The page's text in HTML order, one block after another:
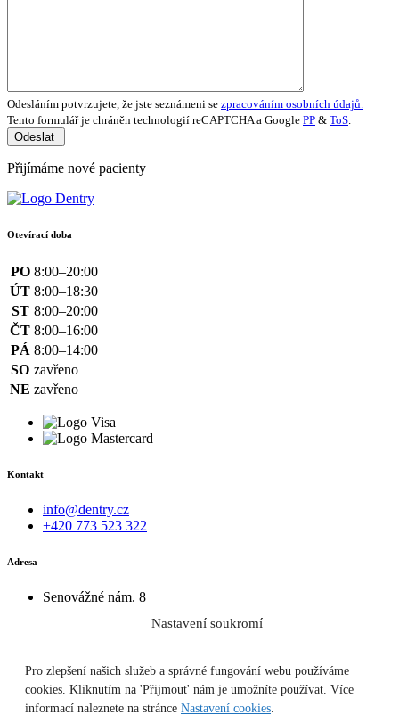
Nastavení soukromí
Pro zlepšení našich služeb a správné fungování webu používáme
cookies. Kliknutím na 'Přijmout' nám je umožníte používat. Více
informací naleznete na stránce Nastavení cookies.
Odesláním potvrzujete, že jste seznámeni se zpracováním osobních údajů.
Tento formulář je chráněn technologií reCAPTCHA a Google PP & ToS
Odeslat
Přijímáme nové pacienty
Otevírací doba
PO 8:00–20:00
ÚT 8:00–18:30
ST 8:00–20:00
ČT 8:00–16:00
PÁ 8:00–14:00
SO zavřeno
NE zavřeno
Kontakt
info@dentry.cz
+420 773 523 322
Adresa
Senovážné nám. 8
zobrazit mapu